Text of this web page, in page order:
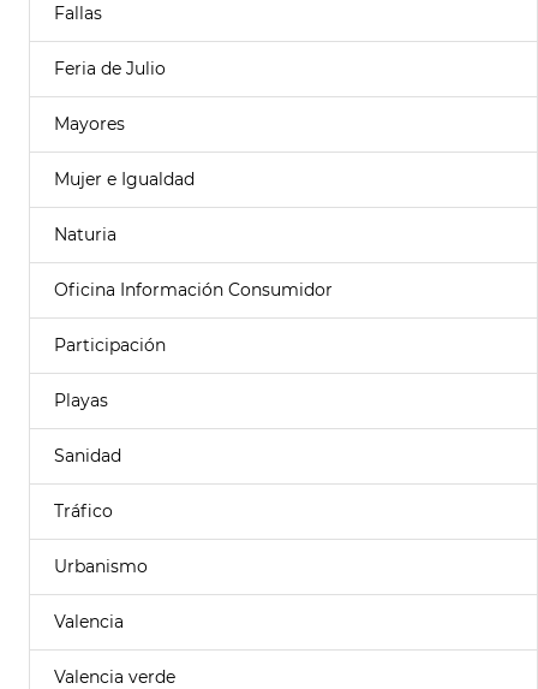
Fallas
Feria de Julio
Mayores
Mujer e Igualdad
Naturia
Oficina Información Consumidor
Participación
Playas
Sanidad
Tráfico
Urbanismo
Valencia
Valencia verde